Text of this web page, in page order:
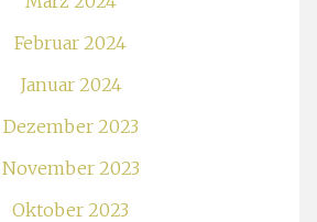
Februar 2024
Januar 2024
Dezember 2023
November 2023
Oktober 2023